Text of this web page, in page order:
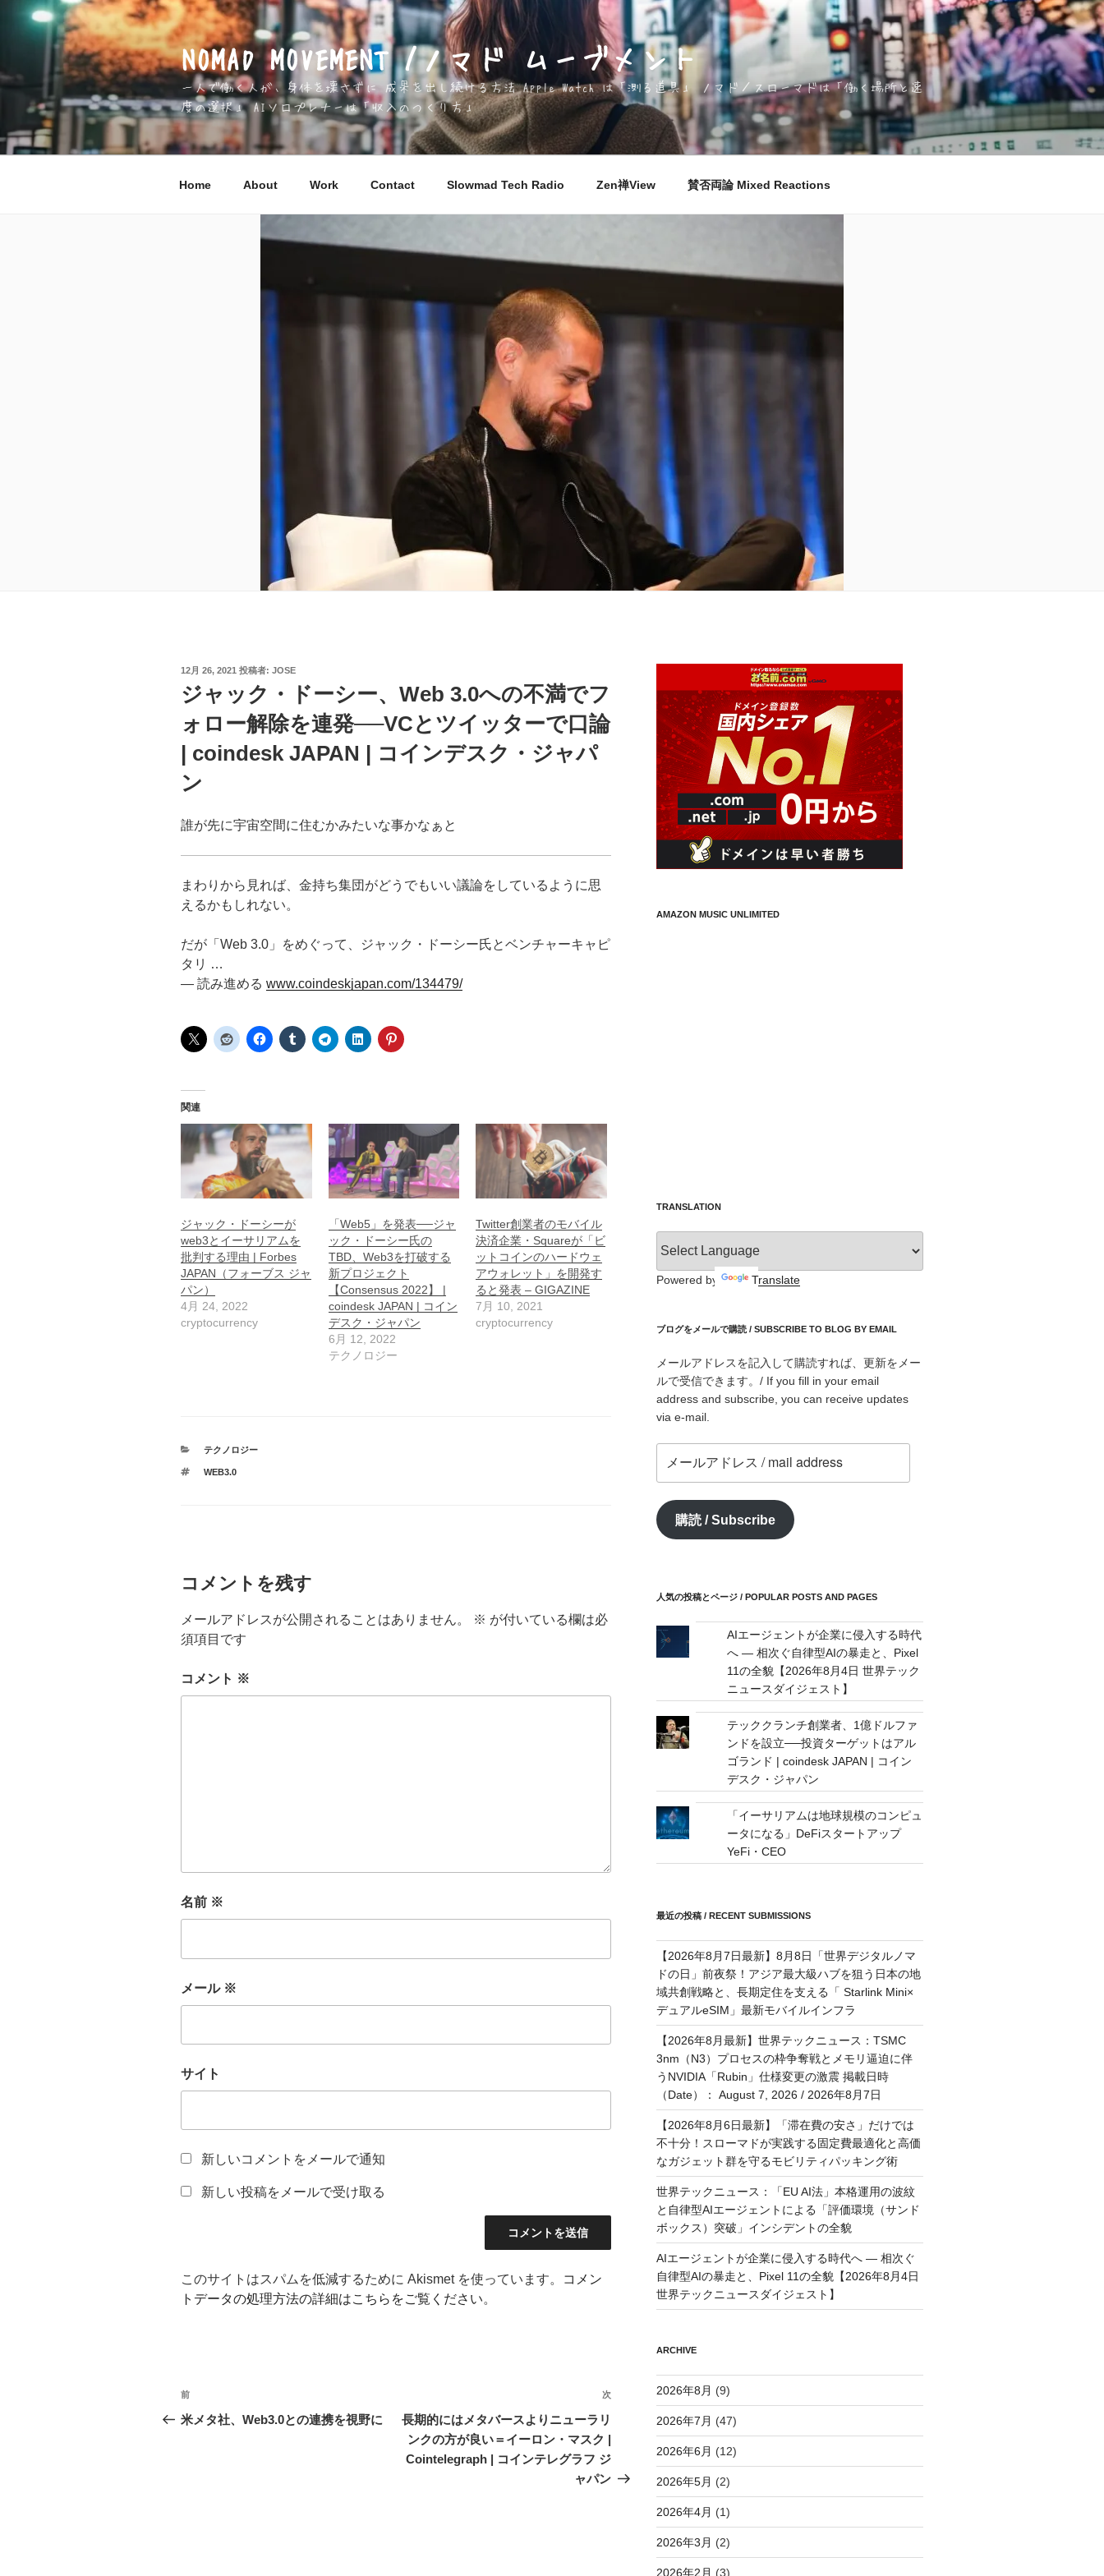
キ
NOMAD MOVEMENT /ノマド ムーブメント
一人で働く人が、身体を壊さずに 成果を出し続ける方法 Apple Watch は「測る道具」 ノマド／スローマドは「働く場所と速
度の選択」 AIソロプレナーは「収入のつくり方」
Home About Work Contact Slowmad Tech Radio Zen禅View 賛否両論 Mixed Reactions
投
日:
12月 26, 2021 投稿者: JOSE
ジャック・ドーシー、Web 3.0への不満でフ
ォロー解除を連発──VCとツイッターで口論
| coindesk JAPAN | コインデスク・ジャパ
ン
誰が先に宇宙空間に住むかみたいな事かなぁと
まわりから見れば、金持ち集団がどうでもいい議論をしているように思
えるかもしれない。
だが「Web 3.0」をめぐって、ジャック・ドーシー氏とベンチャーキャピ
タリ …
— 読み進める www.coindeskjapan.com/134479/
関連
ジャック・ドーシーが
web3とイーサリアムを
批判する理由 | Forbes
JAPAN（フォーブス ジャ
パン）
4月 24, 2022
cryptocurrency
「Web5」を発表──ジャ
ック・ドーシー氏の
TBD、Web3を打破する
新プロジェクト
【Consensus 2022】 |
coindesk JAPAN | コイン
デスク・ジャパン
6月 12, 2022
テクノロジー
Twitter創業者のモバイル
決済企業・Squareが「ビ
ットコインのハードウェ
アウォレット」を開発す
ると発表 – GIGAZINE
7月 10, 2021
cryptocurrency
カ
ゴ
テクノロジー
タ
WEB3.0
コメントを残す
メールアドレスが公開されることはありません。 ※ が付いている欄は必
須項目です
コメント ※
名前 ※
メール ※
サイト
新しいコメントをメールで通知
新しい投稿をメールで受け取る
このサイトはスパムを低減するために Akismet を使っています。
コメン
トデータの処理方法の詳細はこちらをご覧ください。
投
稿
前
の
前
米メタ社、Web3.0との連携を視野に
次
稿
次
長期的にはメタバースよりニューラリ
ンクの方が良い＝イーロン・マスク |
Cointelegraph | コインテレグラフ ジ
ャパン
AMAZON MUSIC UNLIMITED
TRANSLATION
Powered by Translate
ブログをメールで購読 / SUBSCRIBE TO BLOG BY EMAIL
メールアドレスを記入して購読すれば、更新をメー
ルで受信できます。/ If you fill in your email
address and subscribe, you can receive updates
via e-mail.
ア
ド
mail
購読 / Subscribe
人気の投稿とページ / POPULAR POSTS AND PAGES
AIエージェントが企業に侵入する時代
へ — 相次ぐ自律型AIの暴走と、Pixel
11の全貌【2026年8月4日 世界テック
ニュースダイジェスト】
テッククランチ創業者、1億ドルファ
ンドを設立──投資ターゲットはアル
ゴランド | coindesk JAPAN | コイン
デスク・ジャパン
「イーサリアムは地球規模のコンピュ
ータになる」DeFiスタートアップ
YeFi・CEO
最近の投稿 / RECENT SUBMISSIONS
【2026年8月7日最新】8月8日「世界デジタルノマ
ドの日」前夜祭！アジア最大級ハブを狙う日本の地
域共創戦略と、長期定住を支える「 Starlink Mini×
デュアルeSIM」最新モバイルインフラ
【2026年8月最新】世界テックニュース：TSMC
3nm（N3）プロセスの枠争奪戦とメモリ逼迫に伴
うNVIDIA「Rubin」仕様変更の激震 掲載日時
（Date）： August 7, 2026 / 2026年8月7日
【2026年8月6日最新】「滞在費の安さ」だけでは
不十分！スローマドが実践する固定費最適化と高価
なガジェット群を守るモビリティパッキング術
世界テックニュース：「EU AI法」本格運用の波紋
と自律型AIエージェントによる「評価環境（サンド
ボックス）突破」インシデントの全貌
AIエージェントが企業に侵入する時代へ — 相次ぐ
自律型AIの暴走と、Pixel 11の全貌【2026年8月4日
世界テックニュースダイジェスト】
ARCHIVE
2026年8月 (9)
2026年7月 (47)
2026年6月 (12)
2026年5月 (2)
2026年4月 (1)
2026年3月 (2)
2026年2月 (3)